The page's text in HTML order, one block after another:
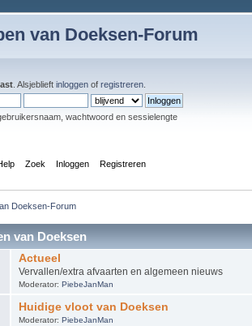
van Doeksen-Forum
. Alsjeblieftinloggen ofregistreren
wachtwoord en sessielengte
Zoek Inloggen Registreren
Doeksen-Forum
van Doeksen
Actueel
Vervallen/extra afvaarten en algemeen nieuws
Moderator: PiebeJanMan
Huidige vloot van Doeksen
Moderator: PiebeJanMan